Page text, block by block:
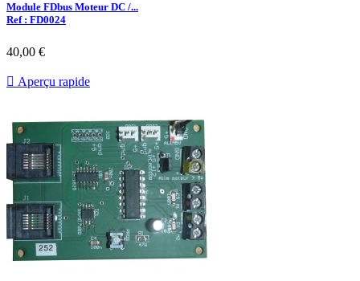
Module FDbus Moteur DC /...
Ref : FD0024
40,00 €
 Aperçu rapide